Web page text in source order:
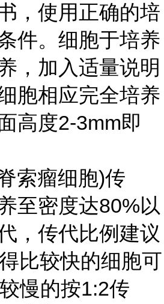
，使用正确的培
件。细胞于培养
，加入适量说明
胞相应完全培养
高度2-3mm即
索瘤细胞)传
至密度达80%以
，传代比例建议
比较快的细胞可
慢的按1:2传